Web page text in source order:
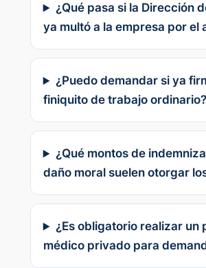
¿Qué pasa si la Dirección
ya multó a la empresa por el
¿Puedo demandar si ya
finiquito de trabajo ordinario?
¿Qué montos de
daño moral suelen otorgar
¿Es obligatorio realizar un
médico privado para